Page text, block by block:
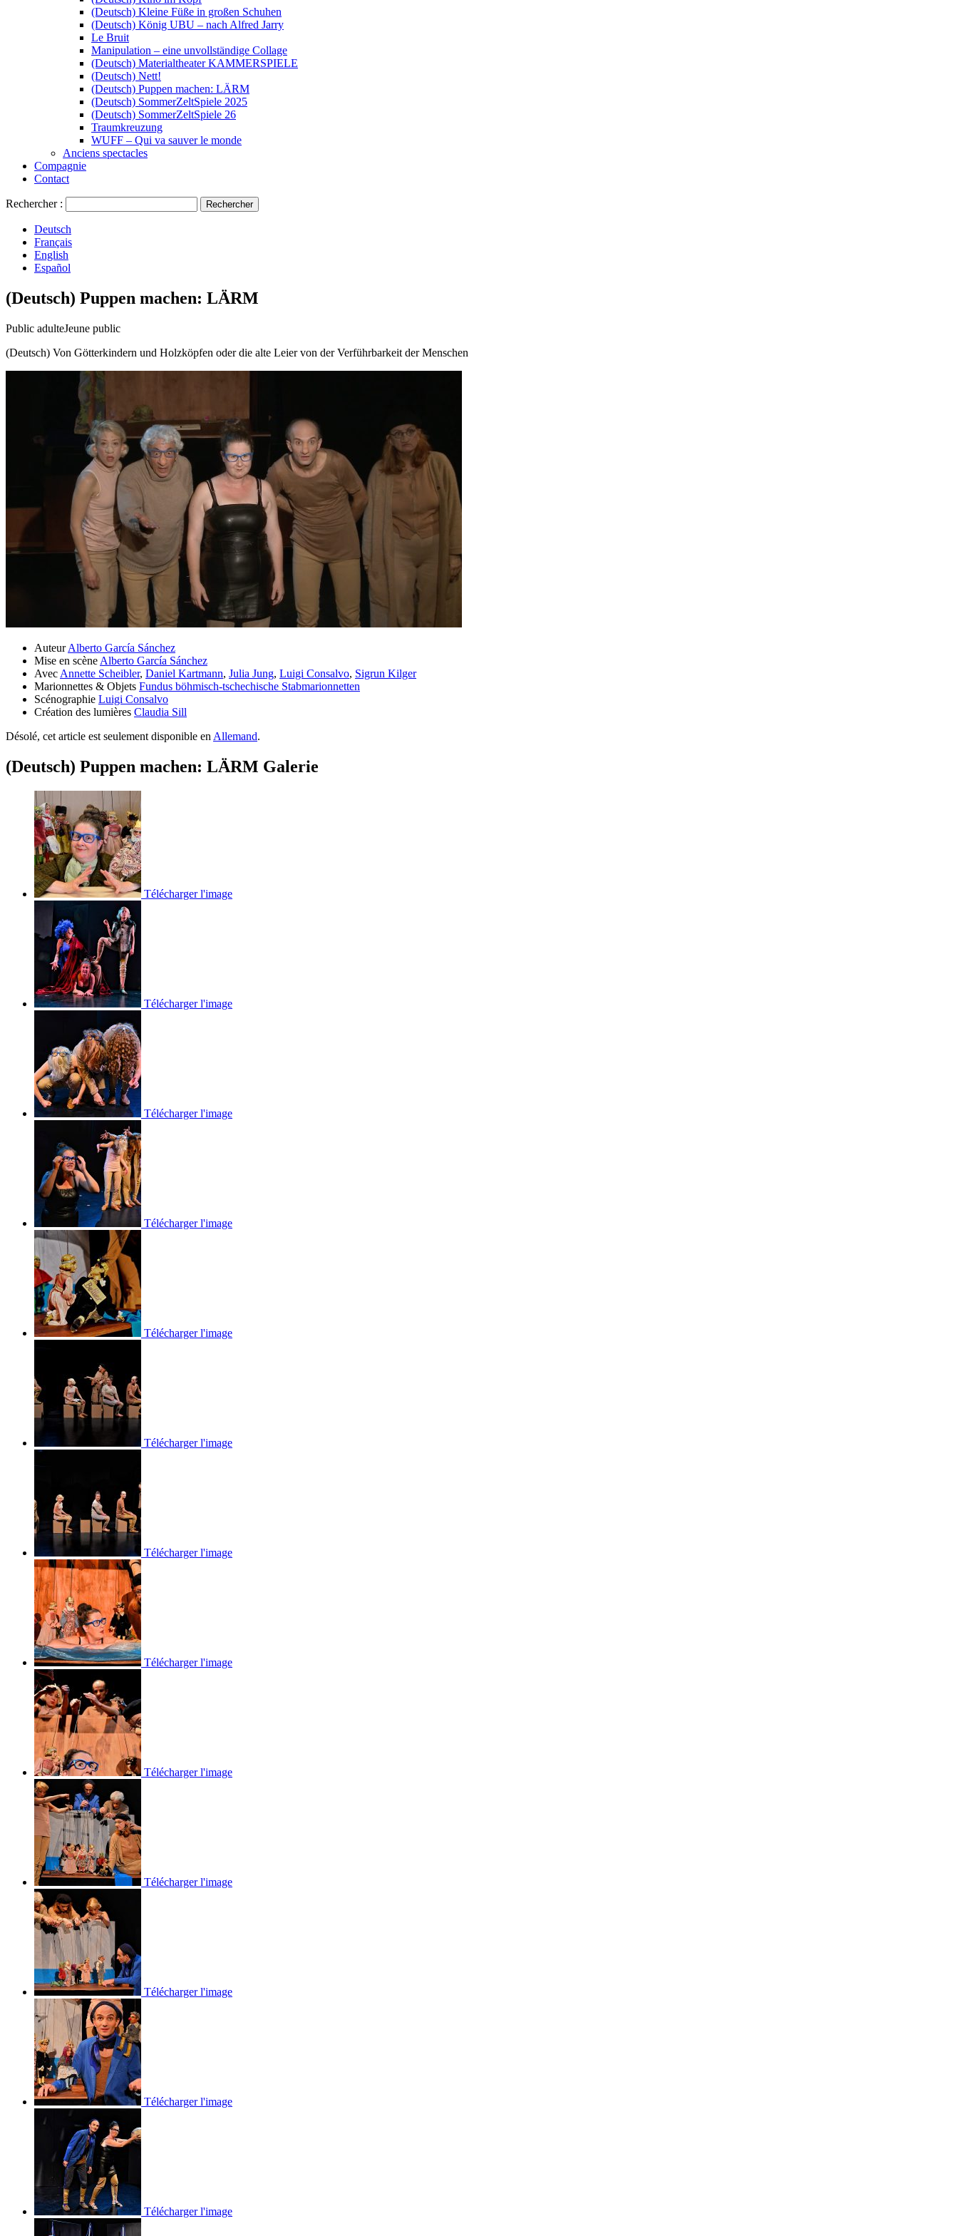
(Deutsch) Kleine Füße in großen Schuhen
(Deutsch) König UBU – nach Alfred Jarry
Le Bruit
Manipulation – eine unvollständige Collage
(Deutsch) Materialtheater KAMMERSPIELE
(Deutsch) Nett!
(Deutsch) Puppen machen: LÄRM
(Deutsch) SommerZeltSpiele 2025
(Deutsch) SommerZeltSpiele 26
Traumkreuzung
WUFF – Qui va sauver le monde
Anciens spectacles
Compagnie
Contact
Rechercher :
Deutsch
Français
English
Español
(Deutsch) Puppen machen: LÄRM
Public adulteJeune public
(Deutsch) Von Götterkindern und Holzköpfen oder die alte Leier von der Verführbarkeit der Menschen
Auteur Alberto García Sánchez
Mise en scène Alberto García Sánchez
Avec Annette Scheibler, Daniel Kartmann, Julia Jung, Luigi Consalvo, Sigrun Kilger
Marionnettes & Objets Fundus böhmisch-tschechische Stabmarionnetten
Scénographie Luigi Consalvo
Création des lumières Claudia Sill
Désolé, cet article est seulement disponible en Allemand.
(Deutsch) Puppen machen: LÄRM Galerie
Télécharger l'image
Télécharger l'image
Télécharger l'image
Télécharger l'image
Télécharger l'image
Télécharger l'image
Télécharger l'image
Télécharger l'image
Télécharger l'image
Télécharger l'image
Télécharger l'image
Télécharger l'image
Télécharger l'image